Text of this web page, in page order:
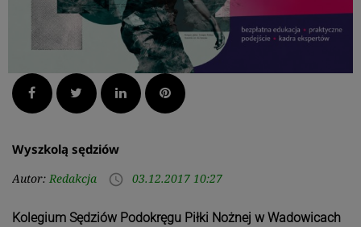
Facebook Twitter LinkedInPinterest
Wyszkolą sędziów
Autor: Redakcja access_time 03.12.2017 10:27
Kolegium Sędziów Podokręgu Piłki Nożnej w Wadowicach